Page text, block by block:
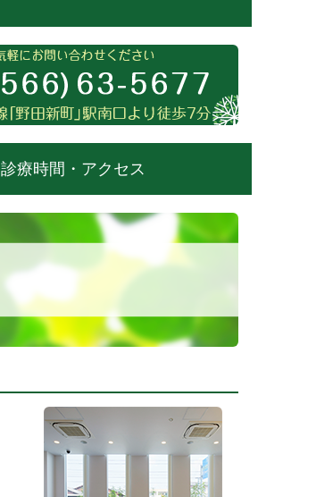
診療時間・アクセス